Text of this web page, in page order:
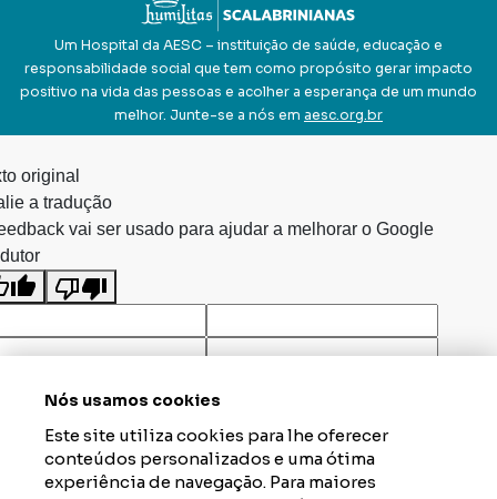
Um Hospital da AESC – instituição de saúde, educação e
responsabilidade social que tem como propósito gerar impacto
positivo na vida das pessoas e acolher a esperança de um mundo
melhor. Junte-se a nós em aesc.org.br
Nós usamos cookies
Este site utiliza cookies para lhe oferecer
conteúdos personalizados e uma ótima
experiência de navegação. Para maiores
original
a tradução
vai ser usado para ajudar a melhorar o Google